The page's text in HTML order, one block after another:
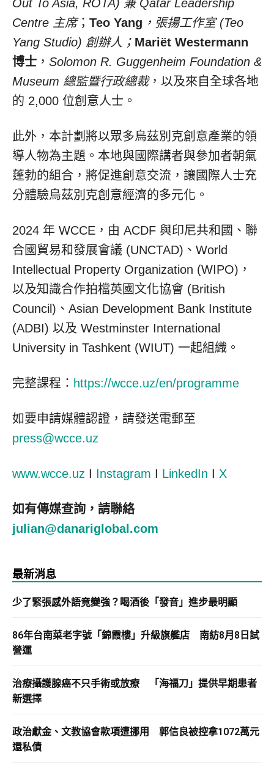
Out To Asia, ROTA) 兼 Qatar Leadership
Centre 主席； Teo Yang ，張揚工作室 (Teo
Yang Studio) 創辦人； Mariët Westermann
博士 ， Solomon R. Guggenheim Foundation &
Museum 總監暨行政總裁，以及來自全球各地
的 2,000 位創意人士。
此外，本計劃將以眾多烏茲別克創意產業的領
導人物為主題。本地與國際講者與參加者朝氣
蓬勃的組合，將促進創意交流，讓國際人士充
分體驗烏茲別克創意經濟的多元化。
2024 年 WCCE，由 ACDF 與印尼共和國、聯
合國貿易和發展會議 (UNCTAD)、World
Intellectual Property Organization (WIPO)，
以及知識合作拍檔英國文化協會 (British
Council)、Asian Development Bank Institute
(ADBI) 以及 Westminster International
University in Tashkent (WIUT) 一起組織。
完整課程： https://wcce.uz/en/programme
如要申請媒體認證，請發送電郵至
press@wcce.uz
www.wcce.uz I Instagram I LinkedIn I X
如有傳媒查詢，請聯絡
julian@danariglobal.com
最新消息
少了緊張感外語竟變強？喝酒後「發音」進步最明顯
86年台南菜老字號「錦霞樓」升級旗艦店 南紡8月8日試
營運
治療攝護腺癌不只手術或放療 「海福刀」提供早期患者
新選擇
政治獻金、文教協會款項遭挪用 郭信良被控拿1072萬元
還私債